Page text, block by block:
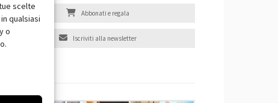
scelte
qualsiasi
o
Abbonati e regala
Iscriviti alla newsletter